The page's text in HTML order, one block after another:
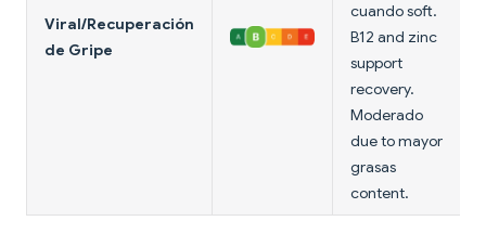
Viral/Recuperación
de Gripe
cuando soft.
B12 and zinc
support
recovery.
Moderado
due to mayor
grasas
content.